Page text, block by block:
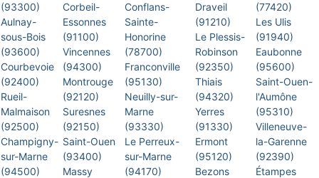
(93300)
Aulnay-
sous-Bois
(93600)
Courbevoie
(92400)
Rueil-
Malmaison
(92500)
Champigny-
sur-Marne
(94500)
Corbeil-
Essonnes
(91100)
Vincennes
(94300)
Montrouge
(92120)
Suresnes
(92150)
Saint-Ouen
(93400)
Massy
Conflans-
Sainte-
Honorine
(78700)
Franconville
(95130)
Neuilly-sur-
Marne
(93330)
Le Perreux-
sur-Marne
(94170)
Draveil
(91210)
Le Plessis-
Robinson
(92350)
Thiais
(94320)
Yerres
(91330)
Ermont
(95120)
Bezons
(77420)
Les Ulis
(91940)
Eaubonne
(95600)
Saint-Ouen-
l'Aumône
(95310)
Villeneuve-
la-Garenne
(92390)
Étampes